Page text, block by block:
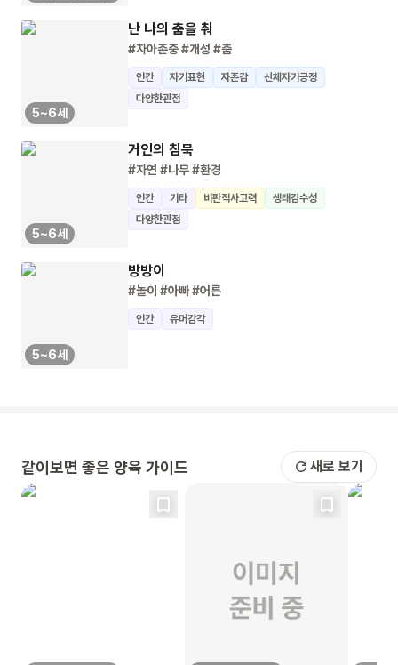
5~6세
난 나의 춤을 춰
#자아존중#개성 #춤
인간 자기표현 자존감
신체자기긍정
다양한관점
5~6세
거인의 침묵
#자연 #나무#환경
인간 기타 비판적사고력
생태감수성
다양한관점
5~6세
방방이
#놀이 #아빠#어른
인간 유머감각
같이보면 좋은 양육 가이드 새로 보기